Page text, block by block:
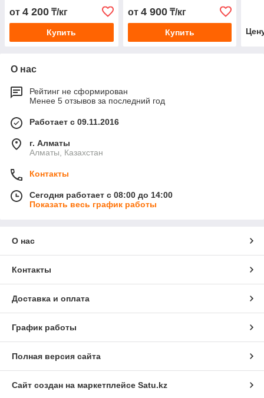
от 4 200 ₸/кг
Купить
от 4 900₸/кг
Купить
О нас
Рейтинг не сформирован
Менее 5 отзывов за последний год
Работает с 09.11.2016
г. Алматы
Алматы, Казахстан
Контакты
Сегодня работает с 08:00 до 14:00
Показать весь график работы
О нас
Контакты
Доставка и оплата
График работы
Полная версия сайта
Сайт создан на маркетплейсе Satu.kz